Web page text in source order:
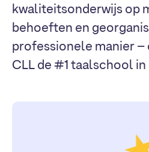
kwaliteitsonderwijs op
behoeften en
professionele manier –
CLL de #1 taalschool in